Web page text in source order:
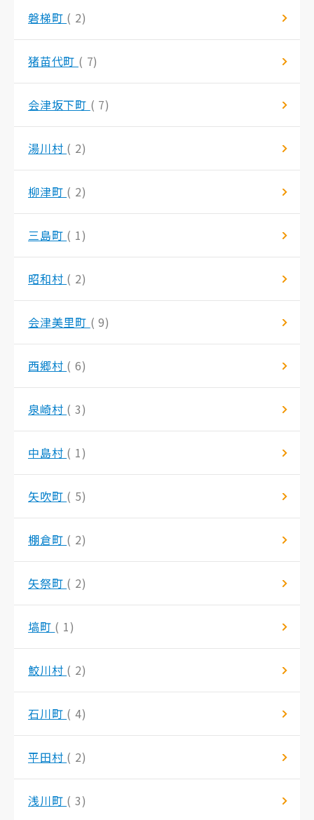
磐梯町 ( 2)
猪苗代町 ( 7)
会津坂下町 ( 7)
湯川村 ( 2)
柳津町 ( 2)
三島町 ( 1)
昭和村 ( 2)
会津美里町 ( 9)
西郷村 ( 6)
泉崎村 ( 3)
中島村 ( 1)
矢吹町 ( 5)
棚倉町 ( 2)
矢祭町 ( 2)
塙町 ( 1)
鮫川村 ( 2)
石川町 ( 4)
平田村 ( 2)
浅川町 ( 3)